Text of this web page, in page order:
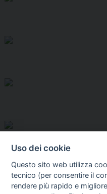
Uso dei cookie
Questo sito web utilizza
tecnico (per consentire il
rendere più rapido e